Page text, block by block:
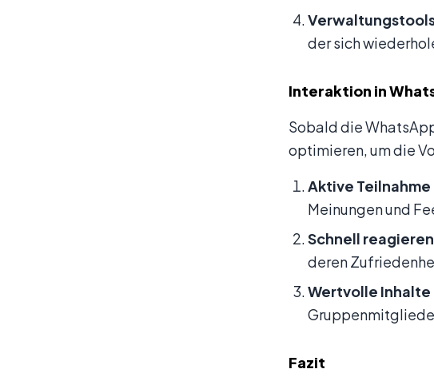
der sich
Interaktion in
Sobald die
optimieren, um die
Aktive
Meinungen und
Schnell reagieren
deren
Wertvolle
Fazit